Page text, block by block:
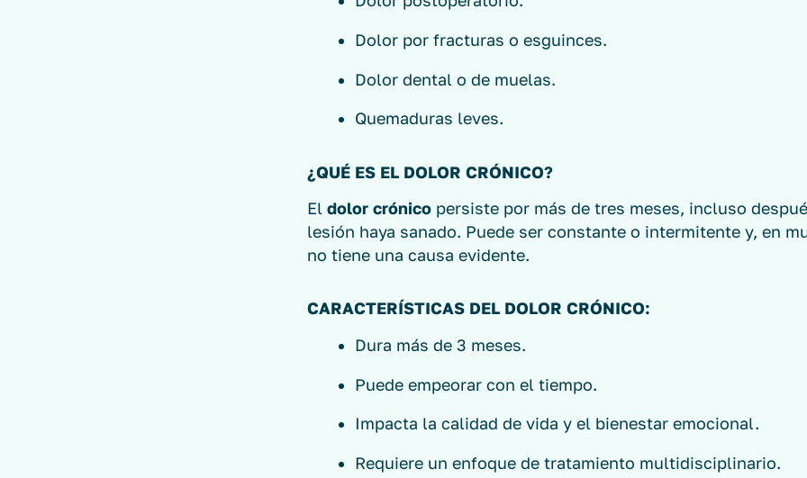
Dolor por fracturas o esguinces.
Dolor dental o de muelas.
Quemaduras leves.
¿QUÉ ES EL DOLOR CRÓNICO?
Eldolor crónico persiste por más de tres meses, incluso
lesión haya sanado. Puede ser constante o intermitente y, en
no tiene una causa evidente.
CARACTERÍSTICAS DEL DOLOR CRÓNICO:
Dura más de 3 meses.
Puede empeorar con el tiempo.
Impacta la calidad de vida y el bienestar emocional.
Requiere un enfoque de tratamiento multidisciplinario.